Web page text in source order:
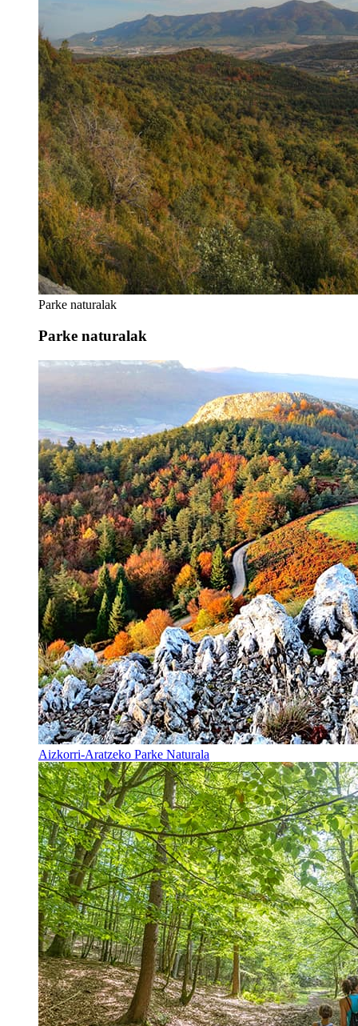
Parke naturalak
Parke naturalak
Aizkorri-Aratzeko Parke Naturala